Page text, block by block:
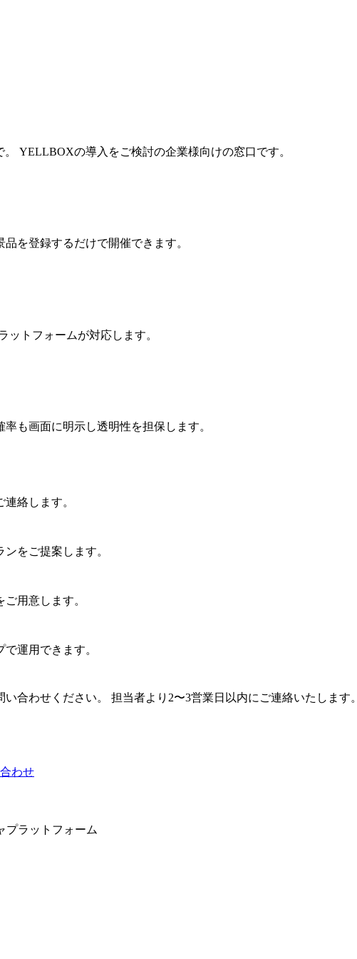
YELLBOXの導入をご検討の企業様向けの窓口です。
を登録するだけで開催できます。
ットフォームが対応します。
も画面に明示し透明性を担保します。
絡します。
をご提案します。
用意します。
運用できます。
合わせください。 担当者より2〜3営業日以内にご連絡いたします。
わせ
プラットフォーム